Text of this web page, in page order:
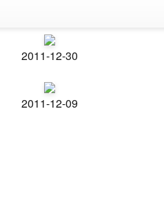
2011-12-30
2011-12-09